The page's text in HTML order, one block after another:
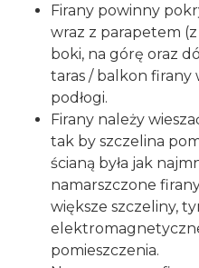
Firany powinny
wraz z parapetem (z
boki, na górę oraz
taras / balkon firany
podłogi.
Firany należy
tak by szczelina
ścianą była jak
namarszczone
większe szczeliny,
pomieszczenia.